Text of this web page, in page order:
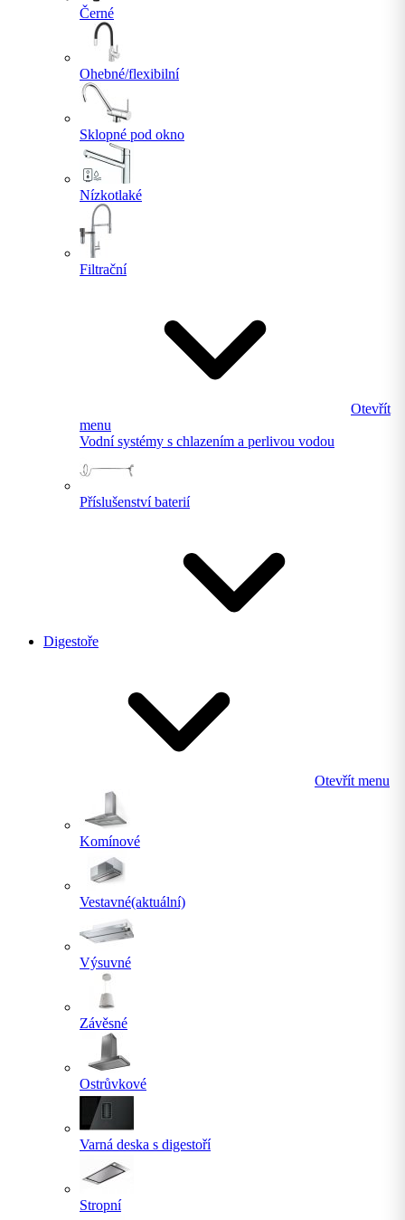
Černé
Ohebné/flexibilní
Sklopné pod okno
Nízkotlaké
Filtrační
Otevřít
menu
Vodní systémy s chlazením a perlivou vodou
Příslušenství baterií
Digestoře
Otevřít menu
Komínové
Vestavné(aktuální)
Výsuvné
Závěsné
Ostrůvkové
Varná deska s digestoří
Stropní